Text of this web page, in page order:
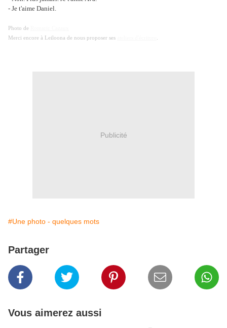
- Je t'aime Daniel.
Photo de
Merci encore à Leiloona de nous proposer ses
Publicité
#Une photo - quelques mots
Partager
Vous aimerez aussi